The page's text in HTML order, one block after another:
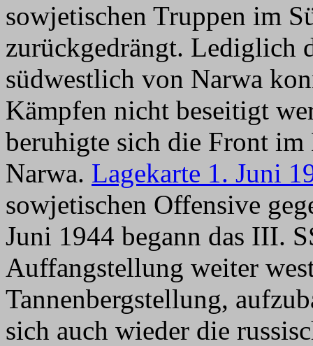
sowjetischen Truppen im
zurückgedrängt. Lediglich
südwestlich von Narwa
Kämpfen nicht beseitigt
beruhigte sich die Front
Narwa. Lagekarte 1. Juni
sowjetischen Offensive
Juni 1944 begann das III.
Auffangstellung weiter
Tannenbergstellung,
sich auch wieder die